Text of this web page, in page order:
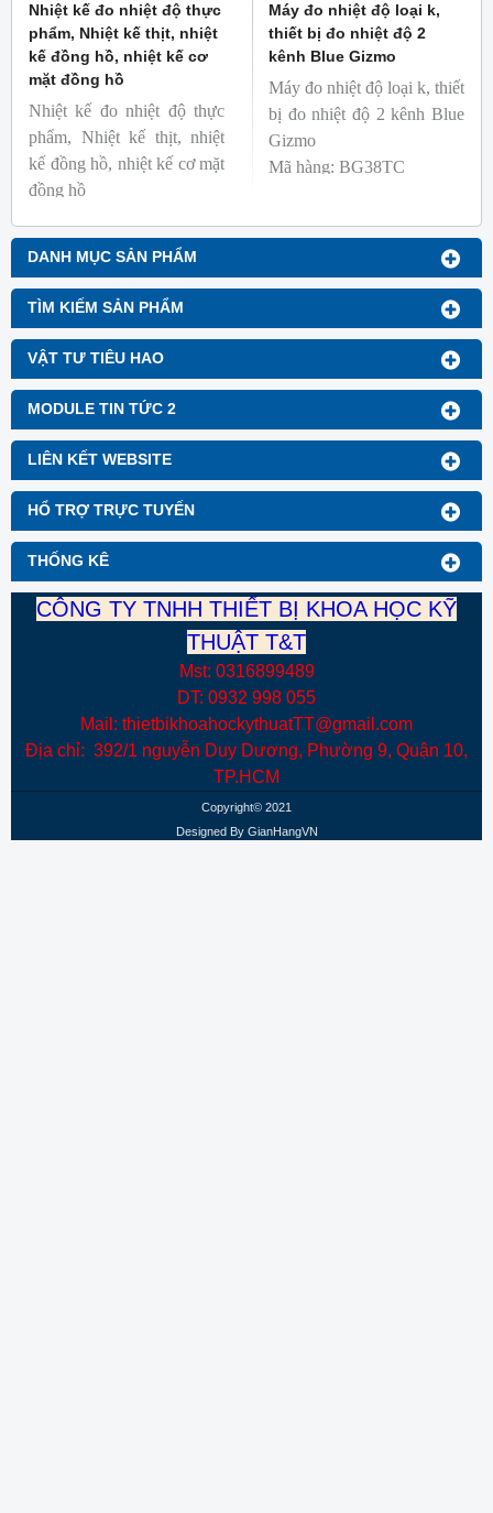
DANH MỤC SẢN PHẨM
TÌM KIẾM SẢN PHẨM
VẬT TƯ TIÊU HAO
MODULE TIN TỨC 2
LIÊN KẾT WEBSITE
HỔ TRỢ TRỰC TUYẾN
THỐNG KÊ
Nhiệt kế đo nhiệt độ thực
phẩm, Nhiệt kế thịt, nhiệt
kế đồng hồ, nhiệt kế cơ
mặt đồng hồ
Nhiệt kế đo nhiệt độ thực
phẩm, Nhiệt kế thịt, nhiệt
kế đồng hồ, nhiệt kế cơ mặt
đồng hồ
Thương hiệu: Blue Gizmo
Máy đo nhiệt độ loại k,
thiết bị đo nhiệt độ 2
kênh Blue Gizmo
Máy đo nhiệt độ loại k, thiết
bị đo nhiệt độ 2 kênh Blue
Gizmo
Mã hàng: BG38TC
CÔNG TY TNHH THIẾT BỊ KHOA HỌC KỸ
THUẬT T&T
Mst: 0316899489
DT: 0932 998 055
Mail: thietbikhoahockythuatTT@gmail.com
Địa chỉ: 392/1 nguyễn Duy Dương, Phường 9, Quận 10,
TP.HCM
Copyright© 2021
Designed By GianHangVN